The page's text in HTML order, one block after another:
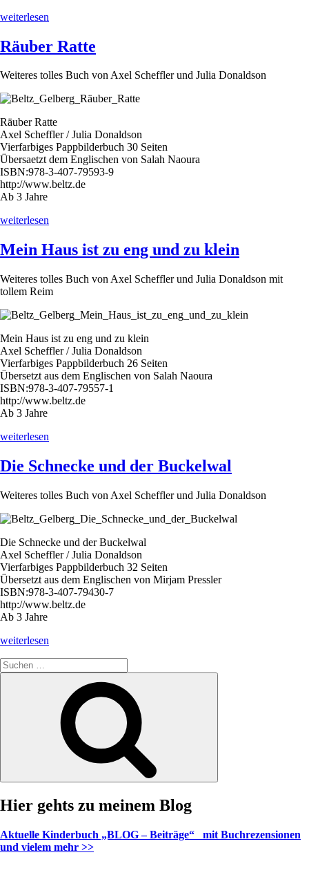
„Prinzessin
Ich-
Nicht“
weiterlesen
Räuber Ratte
Weiteres tolles Buch von Axel Scheffler und Julia Donaldson
Räuber Ratte
Axel Scheffler / Julia Donaldson
Vierfarbiges Pappbilderbuch 30 Seiten
Übersaetzt dem Englischen von Salah Naoura
ISBN:978-3-407-79593-9
http://www.beltz.de
Ab 3 Jahre
„Räuber
weiterlesen
Mein Haus ist zu eng und zu klein
Weiteres tolles Buch von Axel Scheffler und Julia Donaldson mit
tollem Reim
Mein Haus ist zu eng und zu klein
Axel Scheffler / Julia Donaldson
Vierfarbiges Pappbilderbuch 26 Seiten
Übersetzt aus dem Englischen von Salah Naoura
ISBN:978-3-407-79557-1
http://www.beltz.de
Ab 3 Jahre
„Mein
ist
zu
und
zu
klein“
weiterlesen
Die Schnecke und der Buckelwal
Weiteres tolles Buch von Axel Scheffler und Julia Donaldson
Die Schnecke und der Buckelwal
Axel Scheffler / Julia Donaldson
Vierfarbiges Pappbilderbuch 32 Seiten
Übersetzt aus dem Englischen von Mirjam Pressler
ISBN:978-3-407-79430-7
http://www.beltz.de
Ab 3 Jahre
„Die
und
der
weiterlesen
Suche
nach:
Hier gehts zu meinem Blog
Aktuelle Kinderbuch „BLOG – Beiträge“ mit Buchrezensionen
und vielem mehr >>